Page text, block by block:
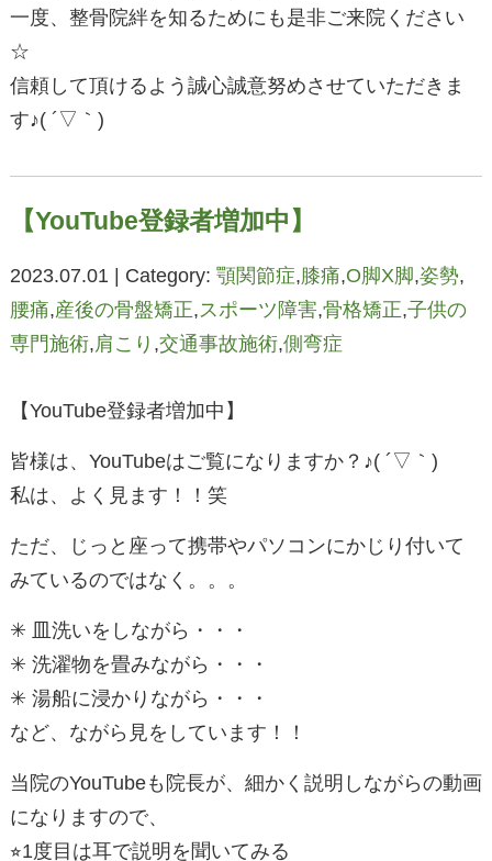
一度、整骨院絆を知るためにも是非ご来院ください
☆
信頼して頂けるよう誠心誠意努めさせていただきま
す♪( ´▽｀)
【YouTube登録者増加中】
2023.07.01 | Category: 顎関節症,膝痛,O脚X脚,姿勢,
腰痛,産後の骨盤矯正,スポーツ障害,骨格矯正,子供の
専門施術,肩こり ,交通事故施術,側弯症
【YouTube登録者増加中】
皆様は、YouTubeはご覧になりますか？♪( ´▽｀)
私は、よく見ます！！笑
ただ、じっと座って携帯やパソコンにかじり付いて
みているのではなく。。。
✳︎ 皿洗いをしながら・・・
✳︎ 洗濯物を畳みながら・・・
✳︎ 湯船に浸かりながら・・・
など、ながら見をしています！！
当院のYouTubeも院長が、細かく説明しながらの動画
になりますので、
⭐︎1度目は耳で説明を聞いてみる